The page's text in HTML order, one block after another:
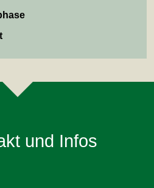
und Infos